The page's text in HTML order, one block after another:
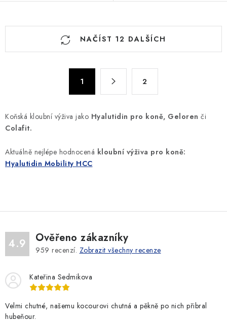
O
c
í
r
v
ý
p
s
u
NAČÍST 12 DALŠÍCH
á
n
k
o
v
á
1 2
Koňská kloubní výživa jako Hyalutidin pro koně, Geloren či
Colafit.
Aktuálně nejlépe hodnocená kloubní výživa pro koně:
Hyalutidin Mobility HCC
4.9 Ověřeno zákazníky
959 recenzí. Zobrazit všechny recenze
Kateřina Sedmikova
Velmi chutné, našemu kocourovi chutná a pěkně po nich přibral
hubeňour.